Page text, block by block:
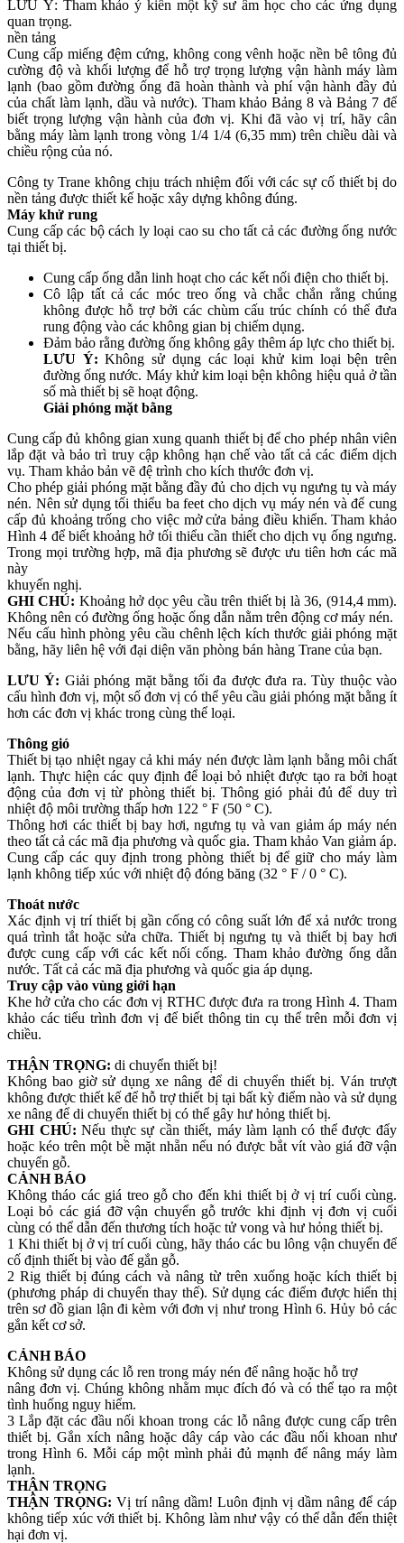
LƯU Ý: Tham khảo ý kiến ​​một kỹ sư âm học cho các ứng dụng
quan trọng.
nền tảng
Cung cấp miếng đệm cứng, không cong vênh hoặc nền bê tông đủ
cường độ và khối lượng để hỗ trợ trọng lượng vận hành máy làm
lạnh (bao gồm đường ống đã hoàn thành và phí vận hành đầy đủ
của chất làm lạnh, dầu và nước). Tham khảo Bảng 8 và Bảng 7 để
biết trọng lượng vận hành của đơn vị. Khi đã vào vị trí, hãy cân
bằng máy làm lạnh trong vòng 1/4 1/4 (6,35 mm) trên chiều dài và
chiều rộng của nó.
Công ty Trane không chịu trách nhiệm đối với các sự cố thiết bị do
nền tảng được thiết kế hoặc xây dựng không đúng.
Máy khử rung
Cung cấp các bộ cách ly loại cao su cho tất cả các đường ống nước
tại thiết bị.
Cung cấp ống dẫn linh hoạt cho các kết nối điện cho thiết bị.
Cô lập tất cả các móc treo ống và chắc chắn rằng chúng
không được hỗ trợ bởi các chùm cấu trúc chính có thể đưa
rung động vào các không gian bị chiếm dụng.
Đảm bảo rằng đường ống không gây thêm áp lực cho thiết bị.
LƯU Ý: Không sử dụng các loại khử kim loại bện trên
đường ống nước. Máy khử kim loại bện không hiệu quả ở tần
số mà thiết bị sẽ hoạt động.
Giải phóng mặt bằng
Cung cấp đủ không gian xung quanh thiết bị để cho phép nhân viên
lắp đặt và bảo trì truy cập không hạn chế vào tất cả các điểm dịch
vụ. Tham khảo bản vẽ đệ trình cho kích thước đơn vị.
Cho phép giải phóng mặt bằng đầy đủ cho dịch vụ ngưng tụ và máy
nén. Nên sử dụng tối thiểu ba feet cho dịch vụ máy nén và để cung
cấp đủ khoảng trống cho việc mở cửa bảng điều khiển. Tham khảo
Hình 4 để biết khoảng hở tối thiểu cần thiết cho dịch vụ ống ngưng.
Trong mọi trường hợp, mã địa phương sẽ được ưu tiên hơn các mã
này
khuyến nghị.
GHI CHÚ: Khoảng hở dọc yêu cầu trên thiết bị là 36, (914,4 mm).
Không nên có đường ống hoặc ống dẫn nằm trên động cơ máy nén.
Nếu cấu hình phòng yêu cầu chênh lệch kích thước giải phóng mặt
bằng, hãy liên hệ với đại diện văn phòng bán hàng Trane của bạn.
LƯU Ý: Giải phóng mặt bằng tối đa được đưa ra. Tùy thuộc vào
cấu hình đơn vị, một số đơn vị có thể yêu cầu giải phóng mặt bằng ít
hơn các đơn vị khác trong cùng thể loại.
Thông gió
Thiết bị tạo nhiệt ngay cả khi máy nén được làm lạnh bằng môi chất
lạnh. Thực hiện các quy định để loại bỏ nhiệt được tạo ra bởi hoạt
động của đơn vị từ phòng thiết bị. Thông gió phải đủ để duy trì
nhiệt độ môi trường thấp hơn 122 ° F (50 ° C).
Thông hơi các thiết bị bay hơi, ngưng tụ và van giảm áp máy nén
theo tất cả các mã địa phương và quốc gia. Tham khảo Van giảm áp.
Cung cấp các quy định trong phòng thiết bị để giữ cho máy làm
lạnh không tiếp xúc với nhiệt độ đóng băng (32 ° F / 0 ° C).
Thoát nước
Xác định vị trí thiết bị gần cống có công suất lớn để xả nước trong
quá trình tắt hoặc sửa chữa. Thiết bị ngưng tụ và thiết bị bay hơi
được cung cấp với các kết nối cống. Tham khảo đường ống dẫn
nước. Tất cả các mã địa phương và quốc gia áp dụng.
Truy cập vào vùng giới hạn
Khe hở cửa cho các đơn vị RTHC được đưa ra trong Hình 4. Tham
khảo các tiểu trình đơn vị để biết thông tin cụ thể trên mỗi đơn vị
chiều.
THẬN TRỌNG: di chuyển thiết bị!
Không bao giờ sử dụng xe nâng để di chuyển thiết bị. Ván trượt
không được thiết kế để hỗ trợ thiết bị tại bất kỳ điểm nào và sử dụng
xe nâng để di chuyển thiết bị có thể gây hư hỏng thiết bị.
GHI CHÚ: Nếu thực sự cần thiết, máy làm lạnh có thể được đẩy
hoặc kéo trên một bề mặt nhẵn nếu nó được bắt vít vào giá đỡ vận
chuyển gỗ.
CẢNH BÁO
Không tháo các giá treo gỗ cho đến khi thiết bị ở vị trí cuối cùng.
Loại bỏ các giá đỡ vận chuyển gỗ trước khi định vị đơn vị cuối
cùng có thể dẫn đến thương tích hoặc tử vong và hư hỏng thiết bị.
1 Khi thiết bị ở vị trí cuối cùng, hãy tháo các bu lông vận chuyển để
cố định thiết bị vào đế gắn gỗ.
2 Rig thiết bị đúng cách và nâng từ trên xuống hoặc kích thiết bị
(phương pháp di chuyển thay thế). Sử dụng các điểm được hiển thị
trên sơ đồ gian lận đi kèm với đơn vị như trong Hình 6. Hủy bỏ các
gắn kết cơ sở.
CẢNH BÁO
Không sử dụng các lỗ ren trong máy nén để nâng hoặc hỗ trợ
nâng đơn vị. Chúng không nhằm mục đích đó và có thể tạo ra một
tình huống nguy hiểm.
3 Lắp đặt các đầu nối khoan trong các lỗ nâng được cung cấp trên
thiết bị. Gắn xích nâng hoặc dây cáp vào các đầu nối khoan như
trong Hình 6. Mỗi cáp một mình phải đủ mạnh để nâng máy làm
lạnh.
THẬN TRỌNG
THẬN TRỌNG: Vị trí nâng dầm! Luôn định vị dầm nâng để cáp
không tiếp xúc với thiết bị. Không làm như vậy có thể dẫn đến thiệt
hại đơn vị.